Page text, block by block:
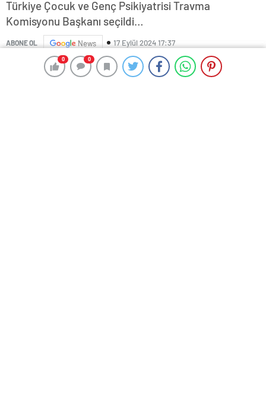
0 0
Türkiye Çocuk ve Genç Psikiyatrisi Travma
Komisyonu Başkanı seçildi…
ABONE OL News 17 Eylül 2024 17:37
0 0